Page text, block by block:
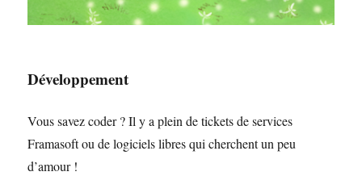
Développement
Vous savez coder ? Il y a plein de tickets de services
Framasoft ou de logiciels libres qui cherchent un peu
d’amour !